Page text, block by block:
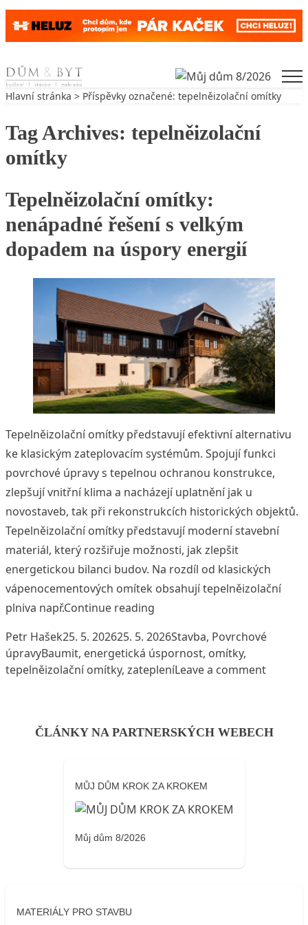
Skip to content
Hlavní stránka > Příspěvky označené: tepelněizolační omítky
Tag Archives: tepelněizolační
omítky
Tepelněizolační omítky:
nenápadné řešení s velkým
dopadem na úspory energií
Tepelněizolační omítky představují efektivní alternativu
ke klasickým zateplovacím systémům. Spojují funkci
povrchové úpravy s tepelnou ochranou konstrukce,
zlepšují vnitřní klima a nacházejí uplatnění jak u
novostaveb, tak při rekonstrukcích historických objektů.
Tepelněizolační omítky představují moderní stavební
materiál, který rozšiřuje možnosti, jak zlepšit
energetickou bilanci budov. Na rozdíl od klasických
vápenocementových omítek obsahují tepelněizolační
plniva např.Continue reading
Posted by
Petr Hašek25. 5. 202625. 5. 2026Posted in
Stavba, Povrchové
úpravyTags:
Baumit, energetická úspornost, omítky,
tepelněizolační omítky, zatepleníLeave a commenton
ČLÁNKY NA PARTNERSKÝCH WEBECH
MŮJ DŮM KROK ZA KROKEM
Můj dům 8/2026
MATERIÁLY PRO STAVBU